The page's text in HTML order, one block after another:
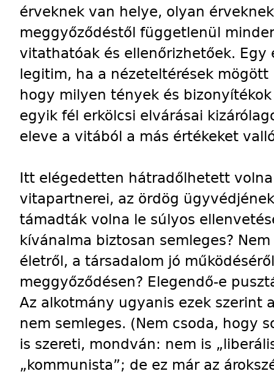
érveknek van helye, olyan
meggyőződéstől függetlenül
vitathatóak és ellenőrizhetőek. Egy
legitim, ha a nézeteltérések mögött
hogy milyen tények és
egyik fél erkölcsi elvárásai
eleve a vitából a más értékeket
Itt elégedetten hátradőlhetett volna
vitapartnerei, az ördög
támadták volna le súlyos
kívánalma biztosan semleges?
életről, a társadalom jó
meggyőződésen? Elegendő-e
Az alkotmány ugyanis ezek szerint
nem semleges. (Nem csoda, hogy
is szereti, mondván: nem is
„kommunista”; de ez már az